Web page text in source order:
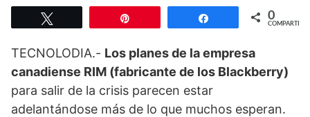
Compartir 0
COMPARTIR
TECNOLODIA.- Los planes de la empresa
canadiense RIM (fabricante de los Blackberry)
para salir de la crisis parecen estar
adelantándose más de lo que muchos esperan.